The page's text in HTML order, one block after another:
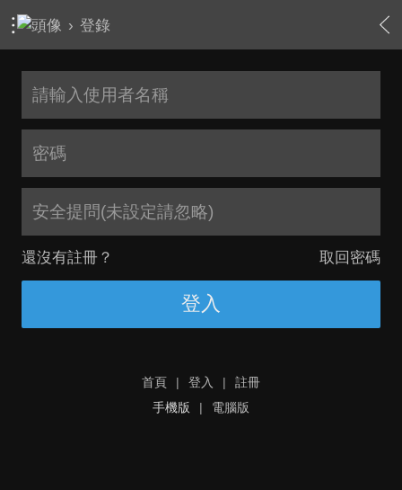
› 登錄
安全提問(未設定請忽略)
還沒有註冊？ 取回密碼
登入
首頁 | 登入 |
註冊
手機版
| 電腦版